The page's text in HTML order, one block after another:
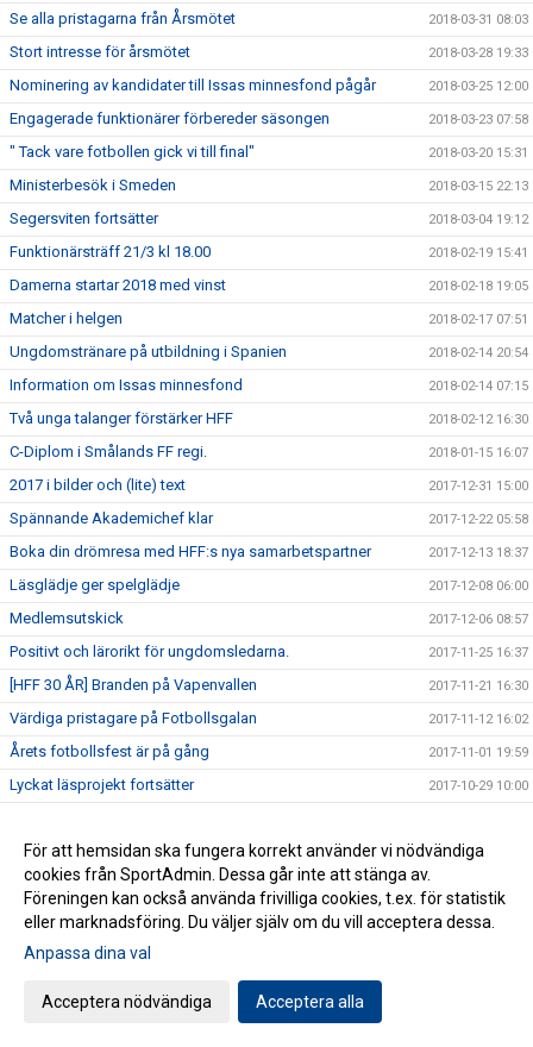
Se alla pristagarna från Årsmötet 2018-03-31 08:03
Stort intresse för årsmötet 2018-03-28 19:33
Nominering av kandidater till Issas minnesfond pågår 2018-03-25 12:00
Engagerade funktionärer förbereder säsongen 2018-03-23 07:58
" Tack vare fotbollen gick vi till final" 2018-03-20 15:31
Ministerbesök i Smeden 2018-03-15 22:13
Segersviten fortsätter 2018-03-04 19:12
Funktionärsträff 21/3 kl 18.00 2018-02-19 15:41
Damerna startar 2018 med vinst 2018-02-18 19:05
Matcher i helgen 2018-02-17 07:51
Ungdomstränare på utbildning i Spanien 2018-02-14 20:54
Information om Issas minnesfond 2018-02-14 07:15
Två unga talanger förstärker HFF 2018-02-12 16:30
C-Diplom i Smålands FF regi. 2018-01-15 16:07
2017 i bilder och (lite) text 2017-12-31 15:00
Spännande Akademichef klar 2017-12-22 05:58
Boka din drömresa med HFF:s nya samarbetspartner 2017-12-13 18:37
Läsglädje ger spelglädje 2017-12-08 06:00
Medlemsutskick 2017-12-06 08:57
Positivt och lärorikt för ungdomsledarna. 2017-11-25 16:37
[HFF 30 ÅR] Branden på Vapenvallen 2017-11-21 16:30
Värdiga pristagare på Fotbollsgalan 2017-11-12 16:02
Årets fotbollsfest är på gång 2017-11-01 19:59
Lyckat läsprojekt fortsätter 2017-10-29 10:00
Akademichef till Husqvarna FF 2017-10-24 07:00
[HFF 30 ÅR] Bubbel i gråa baracker 2017-10-12 07:00
[HFF 30 år.] Möt pojklagsspelaren som blev elitdomare. 2017-10-08 08:00
Förstärkning av ledarstaben
SUPPORTERRESA 7 OKTOBER UTSIKTENS BK
För att hemsidan ska fungera korrekt använder vi nödvändiga
cookies från SportAdmin. Dessa går inte att stänga av.
Föreningen kan också använda frivilliga cookies, t.ex. för statistik
eller marknadsföring. Du väljer själv om du vill acceptera dessa.
Anpassa dina val
Acceptera nödvändiga Acceptera alla